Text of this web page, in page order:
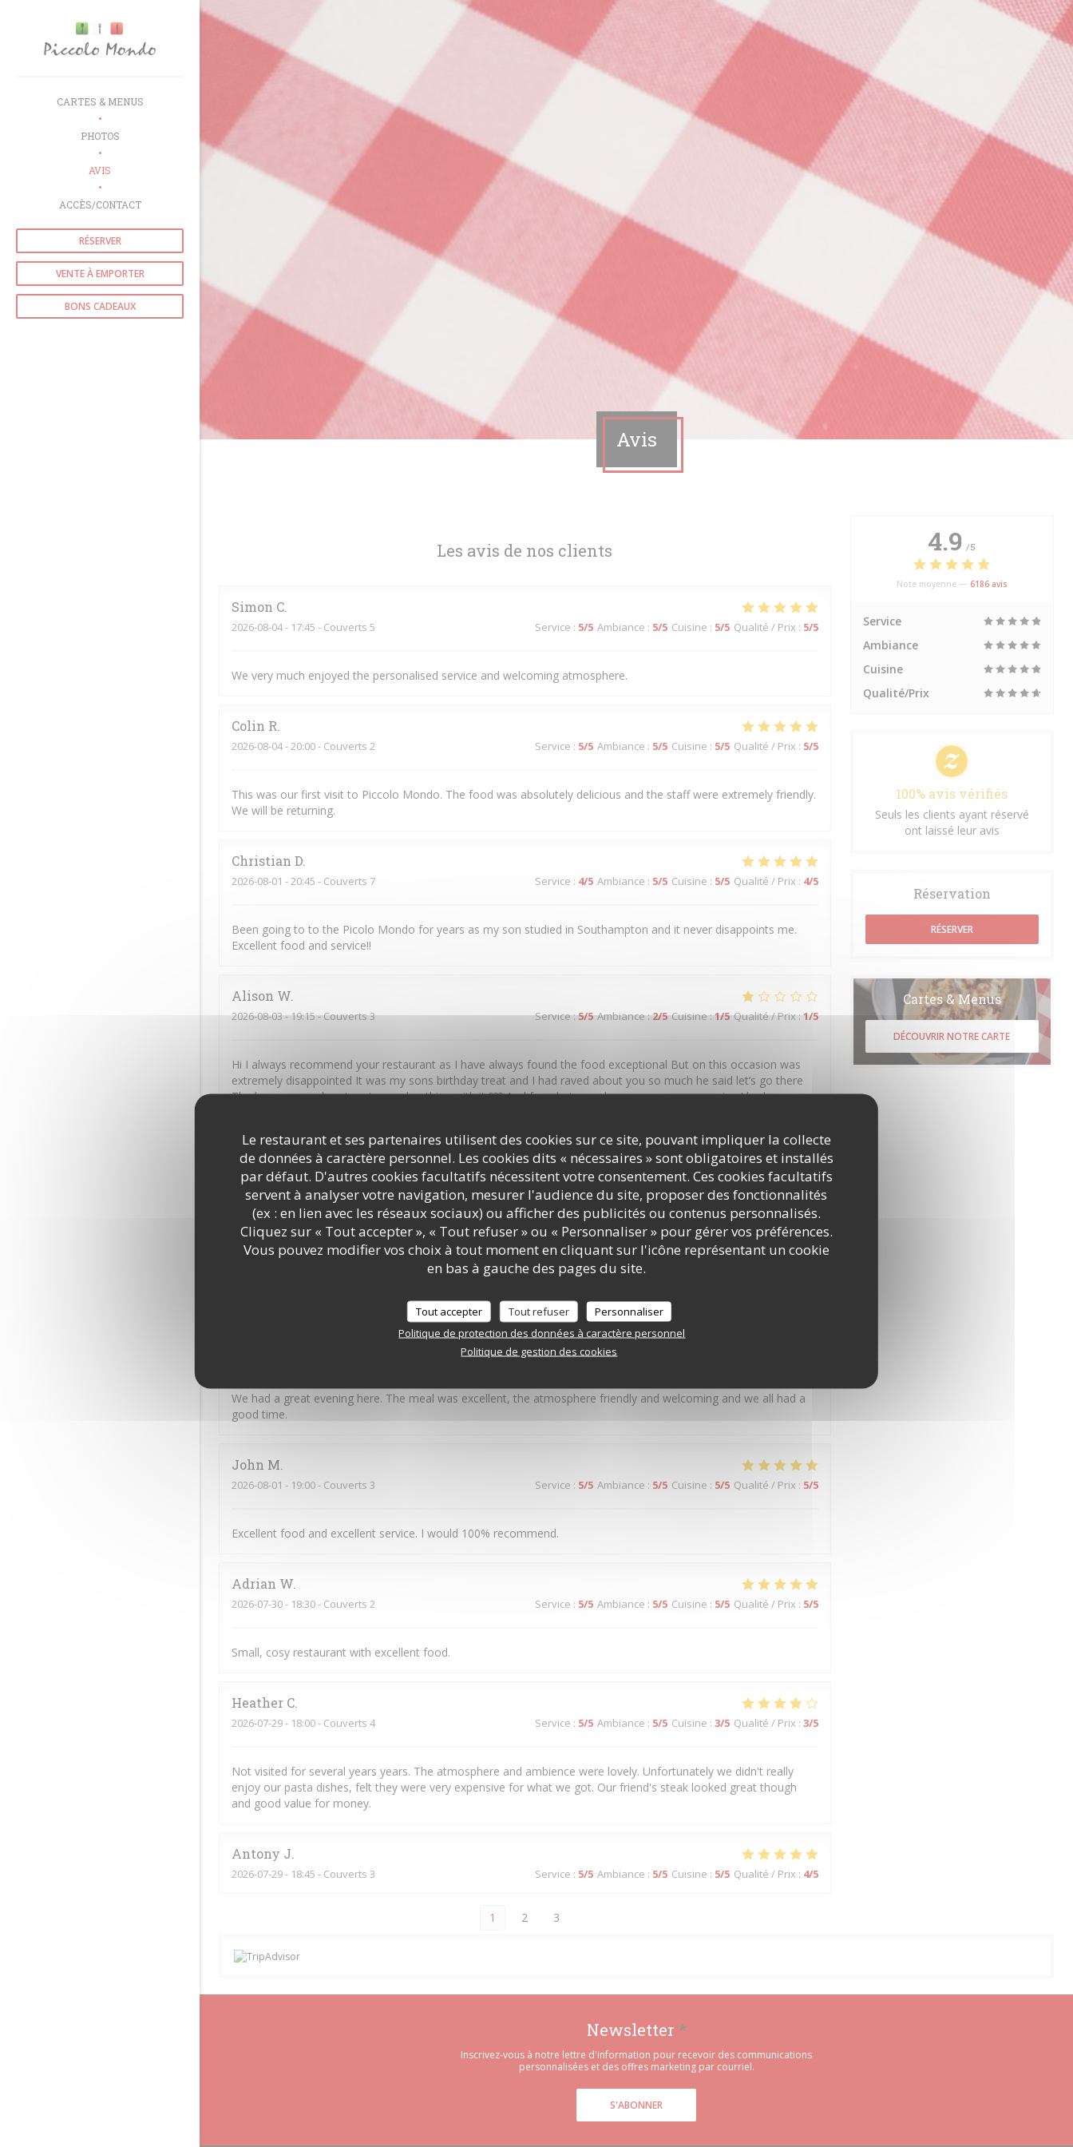
Personnalisation de vos choix en matière de cookies
Le restaurant et ses partenaires utilisent des cookies sur ce site, pouvant impliquer la collecte
de données à caractère personnel. Les cookies dits « nécessaires » sont obligatoires et installés
par défaut. D'autres cookies facultatifs nécessitent votre consentement. Ces cookies facultatifs
servent à analyser votre navigation, mesurer l'audience du site, proposer des fonctionnalités
(ex : en lien avec les réseaux sociaux) ou afficher des publicités ou contenus personnalisés.
Cliquez sur « Tout accepter », « Tout refuser » ou « Personnaliser » pour gérer vos préférences.
Vous pouvez modifier vos choix à tout moment en cliquant sur l'icône représentant un cookie
en bas à gauche des pages du site.
Tout accepter Tout refuser
Personnaliser
Politique de protection des données à caractère personnel
Politique de gestion des cookies
CARTES & MENUS
PHOTOS
AVIS
ACCÈS/CONTACT
RÉSERVER
VENTE À EMPORTER
BONS CADEAUX
Avis
Les avis de nos clients
Simon C
2026-08-04- 17:45 - Couverts 5 Service : 5/5 Ambiance : 5/5 Cuisine : 5/5 Qualité / Prix : 5/5
We very much enjoyed the personalised service and welcoming atmosphere.
Colin R
2026-08-04- 20:00 - Couverts 2 Service : 5/5 Ambiance : 5/5 Cuisine : 5/5 Qualité / Prix : 5/5
This was our first visit to Piccolo Mondo. The food was absolutely delicious and the staff were extremely friendly.
We will be returning.
Christian D
2026-08-01 - 20:45 - Couverts 7 Service : 4/5 Ambiance : 5/5 Cuisine : 5/5 Qualité / Prix : 4/5
Been going to to the Picolo Mondo for years as my son studied in Southampton and it never disappoints me.
Excellent food and service!!
Alison W
2026-08-03- 19:15 - Couverts 3 Service:5/5 Ambiance:2/5 Cuisine:1/5 Qualité / Prix:1/5
Hi I always recommend your restaurant as I have always found the food exceptional But on this occasion was
extremely disappointed It was my sons birthday treat and I had raved about you so much he said let’s go there
The lasagna was burnt on top and nothing with it ??? And for what you charge was very expensive I had my
food Even the cheese garlic bread which used to be outstanding was a garlic butter mess Please go back to how
you used to serve your food It was the best Italian in Southampton
James M
2026-07-31- 18:45 - Couverts 4 Service:5/5 Ambiance: 5 /5 Cuisine:5/5 Qualité / Prix:5/5
Excellent service, really great food, set in a fantastic environment in the centre of Southampton.
Service: 4/5 Ambiance
We had a great evening here. The meal was excellent, the atmosphere friendly and welcoming and we all had a
good time.
John M
2026-08-01 - 19:00 - Couverts 3 Service : 5/5 Ambiance : 5/5 Cuisine : 5/5 Qualité / Prix : 5/5
Excellent food and excellent service. I would 100% recommend.
Adrian W
2026-07-30- 18:30 - Couverts 2 Service : 5/5 Ambiance : 5/5 Cuisine : 5/5 Qualité / Prix : 5/5
Small, cosy restaurant with excellent food.
Heather C
2026-07-29- 18:00 - Couverts 4 Service : 5/5 Ambiance : 5/5 Cuisine : 3/5 Qualité / Prix : 3/5
Not visited for several years years. The atmosphere and ambience were lovely. Unfortunately we didn't really
enjoy our pasta dishes, felt they were very expensive for what we got. Our friend's steak looked great though
and good value for money.
Antony J
2026-07-29- 18:45 - Couverts 3 Service : 5/5 Ambiance : 5/5 Cuisine : 5/5 Qualité / Prix : 4/5
1 2 3
4.9 /5
Note moyenne — 6186 avis
Service
Ambiance
Cuisine
Qualité/Prix
100% avis vérifiés
Seuls les clients ayant réservé
ont laissé leur avis
Réservation
RÉSERVER
Cartes & Menus
DÉCOUVRIR NOTRE CARTE
Newsletter *
Inscrivez-vous à notre lettre d'information pour recevoir des communications
personnalisées et des offres marketing par courriel.
S'ABONNER